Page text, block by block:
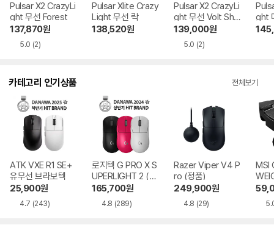
Pulsar X2 CrazyLi
ght 무선 Forest
137,870원
5.0 (2)
Pulsar Xlite Crazy
Light 무선 락
138,520원
Pulsar X2 CrazyLi
ght 무선 Volt Sha
dow
139,000원
5.0 (2)
ght
카테고리 인기상품 전체보기
ATK VXE R1 SE+
유무선 브라보텍
25,900원
4.7 (243)
로지텍 G PRO X S
UPERLIGHT 2 (정
품)
165,700원
4.8 (289)
Razer Viper V4 P
ro (정품)
249,900원
4.8 (29)
MSI
SS